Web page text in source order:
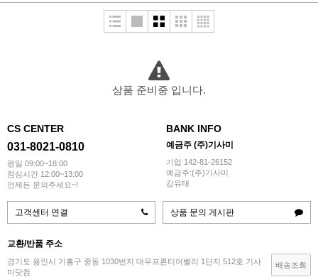
상품 준비중 입니다.
CS CENTER
031-8021-0810
평일 09:00~18:00
점심시간 12:00~13:00
언제든 문의주세요~!
BANK INFO
예금주 (주)기사미
기업 142-81-26152
예금주:(주)기사미
김유태
고객센터 연결 상품 문의 게시판
교환/반품 주소
경기도 용인시 기흥구 중동 1030번지 대우프론티어밸리 1단지 512호 기사
미닷컴
배송조회